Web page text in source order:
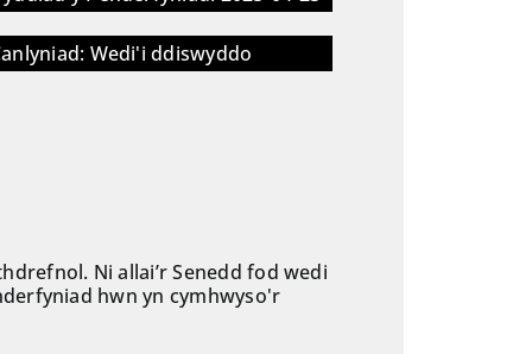
Wedi'i ddiswyddo
Ni allai’r Senedd fod wedi
hwn yn cymhwyso'r